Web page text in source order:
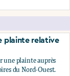
des
plainte relative
une plainte auprès
du Nord-Ouest.